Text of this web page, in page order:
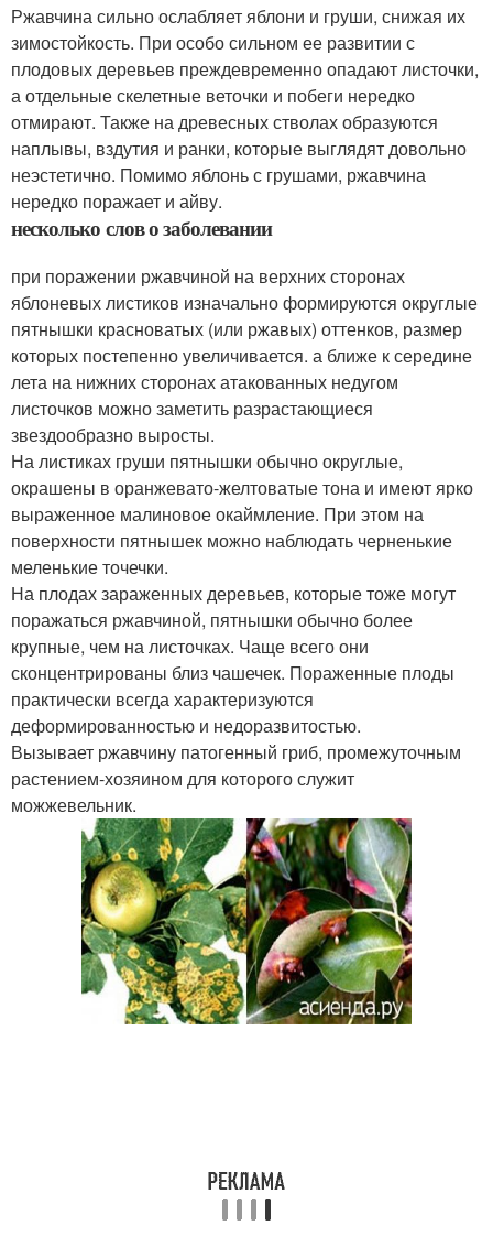
Ржавчина сильно ослабляет яблони и груши, снижая их
зимостойкость. При особо сильном ее развитии с
плодовых деревьев преждевременно опадают листочки,
а отдельные скелетные веточки и побеги нередко
отмирают. Также на древесных стволах образуются
наплывы, вздутия и ранки, которые выглядят довольно
неэстетично. Помимо яблонь с грушами, ржавчина
нередко поражает и айву.
несколько слов о заболевании
при поражении ржавчиной на верхних сторонах
яблоневых листиков изначально формируются округлые
пятнышки красноватых (или ржавых) оттенков, размер
которых постепенно увеличивается. а ближе к середине
лета на нижних сторонах атакованных недугом
листочков можно заметить разрастающиеся
звездообразно выросты.
На листиках груши пятнышки обычно округлые,
окрашены в оранжевато-желтоватые тона и имеют ярко
выраженное малиновое окаймление. При этом на
поверхности пятнышек можно наблюдать черненькие
меленькие точечки.
На плодах зараженных деревьев, которые тоже могут
поражаться ржавчиной, пятнышки обычно более
крупные, чем на листочках. Чаще всего они
сконцентрированы близ чашечек. Пораженные плоды
практически всегда характеризуются
деформированностью и недоразвитостью.
Вызывает ржавчину патогенный гриб, промежуточным
растением-хозяином для которого служит
можжевельник.